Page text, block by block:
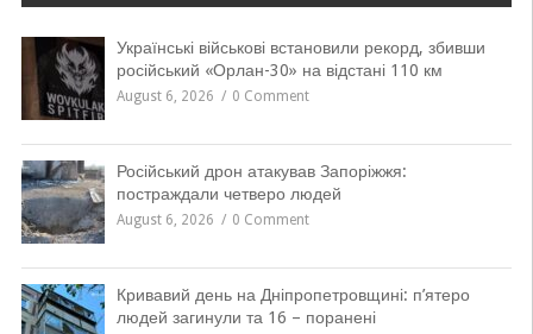
Українські військові встановили рекорд, збивши
російський «Орлан-30» на відстані 110 км
August 6, 2026 0 Comment
Російський дрон атакував Запоріжжя:
постраждали четверо людей
August 6, 2026 0 Comment
Кривавий день на Дніпропетровщині: п’ятеро
людей загинули та 16 – поранені